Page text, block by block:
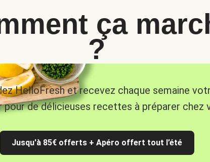
ça
?
HelloFresh et recevez chaque semaine
pour de délicieuses recettes à préparer chez
Jusqu'à 85€ offerts + Apéro offert tout l’été